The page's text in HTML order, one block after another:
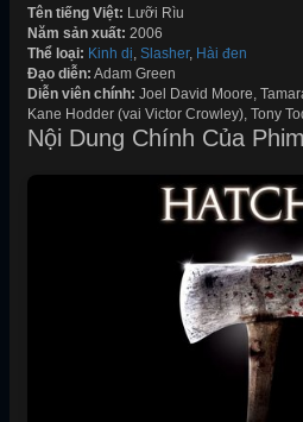
Tên tiếng Việt: Lưỡi Rìu
Năm sản xuất: 2006
Thể loại: Kinh dị Slasher, Hài đen
Đạo diễn: Adam Green
Diễn viên chính: Joel David Moore,
Kane Hodder (vai Victor Crowley), Tony
Nội Dung Chính Của Phim